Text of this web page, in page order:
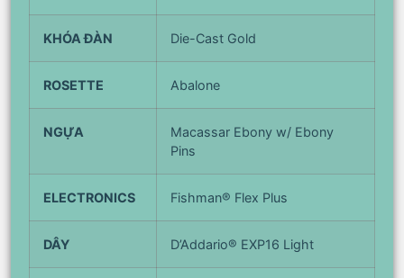
KHÓA ĐÀN Die-Cast Gold
ROSETTE Abalone
NGỰA
Macassar Ebony w/ Ebony
Pins
ELECTRONICS Fishman® Flex Plus
DÂY D’Addario® EXP16 Light